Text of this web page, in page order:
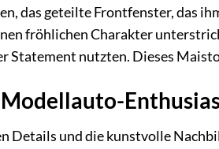
das geteilte Frontfenster, das
fröhlichen Charakter
Statement nutzten. Dieses
Details und die kunstvolle